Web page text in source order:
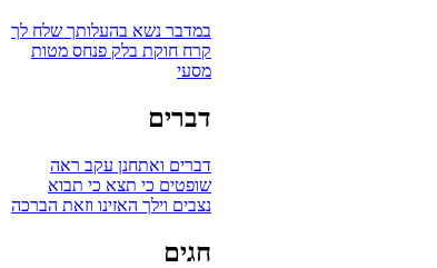
במדבר נשא בהעלותך שלח לך
קרח חוקת בלק פנחס מטות
מסעי
דברים
דברים ואתחנן עקב ראה
שופטים כי תצא כי תבוא
נצבים וילך האזינו וזאת הברכה
חגים